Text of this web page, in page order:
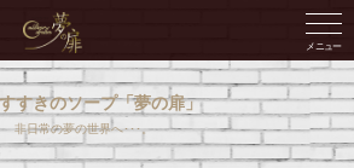
すきのソープ「夢の扉」
非日常の夢の世界へ･･･。